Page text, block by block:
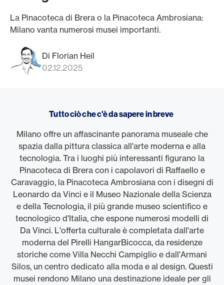
La Pinacoteca di Brera o la Pinacoteca Ambrosiana:
Milano vanta numerosi musei importanti.
Di Florian Heil
02.12.2025
Tutto ciò che c'è da sapere in breve
Milano offre un affascinante panorama museale che
spazia dalla pittura classica all'arte moderna e alla
tecnologia. Tra i luoghi più interessanti figurano la
Pinacoteca di Brera con i capolavori di Raffaello e
Caravaggio, la Pinacoteca Ambrosiana con i disegni di
Leonardo da Vinci e il Museo Nazionale della Scienza
e della Tecnologia, il più grande museo scientifico e
tecnologico d'Italia, che espone numerosi modelli di
Da Vinci. L'offerta culturale è completata dall'arte
moderna del Pirelli HangarBicocca, da residenze
storiche come Villa Necchi Campiglio e dall'Armani
Silos, un centro dedicato alla moda e al design. Questi
musei rendono Milano una destinazione ideale per gli